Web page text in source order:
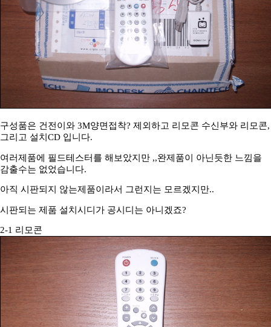
구성품은 건전이와 3M양면접착? 제외하고 리모콘 수신부와 리모콘,
그리고 설치CD 입니다.
여러제품에 필드테스터를 해보았지만 ,,완제품이 아닌듯한 느낌을
감출수는 없었습니다.
아직 시판되지 않는제품이라서 그런지는 모르겠지만..
시판되는 제품 설치시디가 공시디는 아니겠죠?
2-1 리모콘